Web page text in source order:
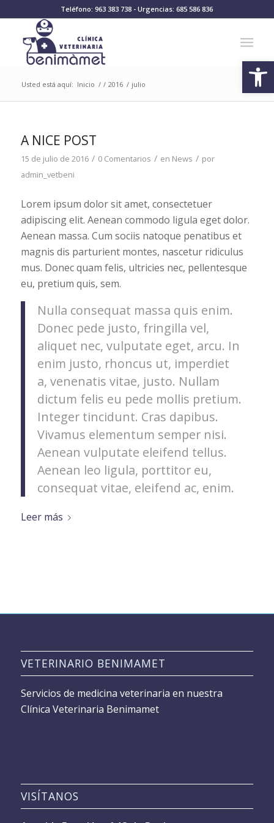
Teléfono: 963 383 738 - Urgencias: 685 586 836
Usted está aquí: Inicio / / 2016 / julio
A NICE POST
15 de julio de 2016 / 0 Comentarios / en News / por
admin_vetbeni
Lorem ipsum dolor sit amet, consectetuer
adipiscing elit. Aenean commodo ligula eget dolor.
Aenean massa. Cum sociis natoque penatibus et
magnis dis parturient montes, nascetur ridiculus
mus. Donec quam felis, ultricies nec, pellentesque
eu, pretium quis, sem.
Nulla consequat massa quis enim.
Donec pede justo, fringilla vel,
aliquet nec, vulputate eget, arcu. In
enim justo, rhoncus ut, imperdiet
a, venenatis vitae, justo. Nullam
dictum felis eu pede mollis pretium.
Integer tincidunt. Cras dapibus.
Vivamus elementum semper nisi.
Aenean vulputate eleifend tellus.
Aenean leo ligula, porttitor eu,
consequat vitae, eleifend ac, enim.
Leer más
VETERINARIO BENIMAMET
Servicios de medicina veterinaria en nuestra
Clínica Veterinaria Benimamet
VISÍTANOS